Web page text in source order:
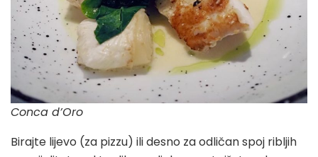
Conca d’Oro
Birajte lijevo (za pizzu) ili desno za odličan spoj ribljih